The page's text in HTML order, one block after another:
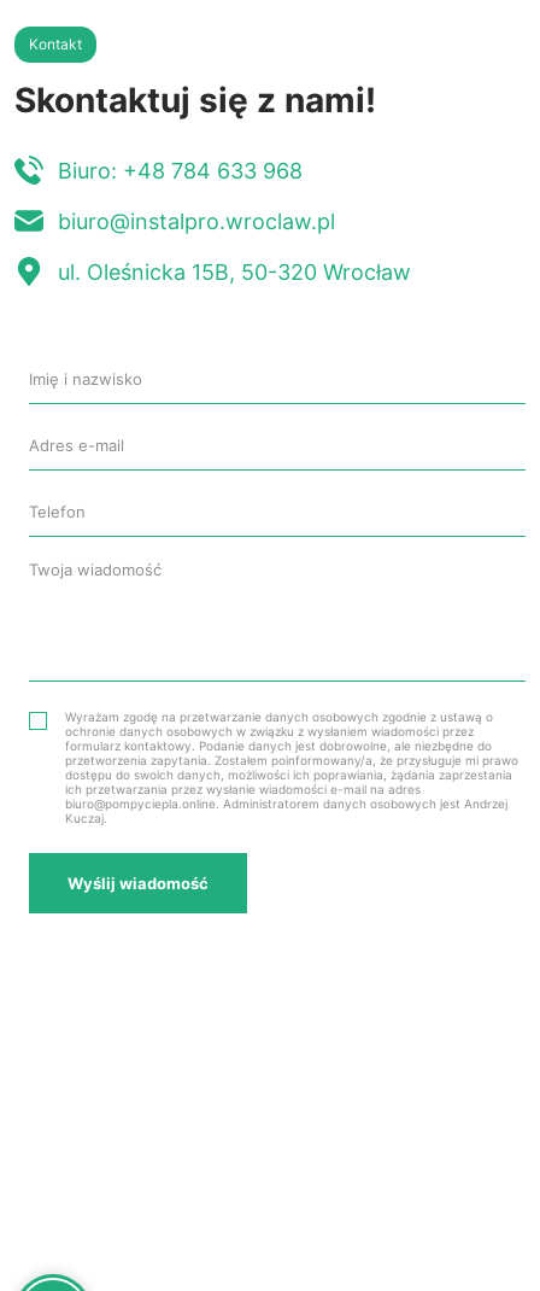
Kontakt
Skontaktuj się z nami!
Biuro: +48 784 633 968
biuro@instalpro.wroclaw.pl
ul. Oleśnicka 15B, 50-320 Wrocław
Wyrażam zgodę na przetwarzanie danych osobowych zgodnie z ustawą o
ochronie danych osobowych w związku z wysłaniem wiadomości przez
formularz kontaktowy. Podanie danych jest dobrowolne, ale niezbędne do
przetworzenia zapytania. Zostałem poinformowany/a, że przysługuje mi prawo
dostępu do swoich danych, możliwości ich poprawiania, żądania zaprzestania
ich przetwarzania przez wysłanie wiadomości e-mail na adres
biuro@pompyciepla.online. Administratorem danych osobowych jest Andrzej
Kuczaj.